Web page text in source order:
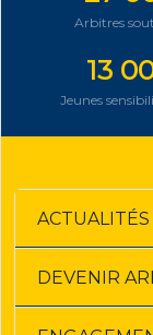
Arbitres
13
Jeunes
ACTUALITÉS
DEVENIR